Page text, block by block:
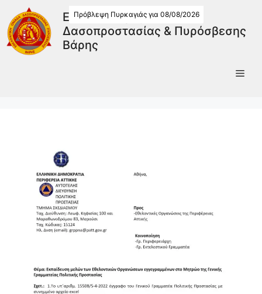
Εθελοντική Ομάδα
Δασοπροστασίας & Πυρόσβεσης
Βάρης
Πρόβλεψη Πυρκαγιάς για 08/08/2026